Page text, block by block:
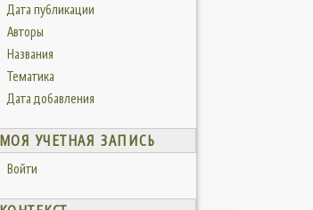
Дата публикации
Авторы
Названия
Тематика
Дата добавления
МОЯ УЧЕТНАЯ ЗАПИСЬ
Войти